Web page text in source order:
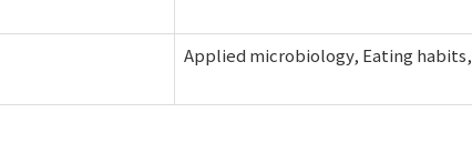
Applied microbiology, Eating